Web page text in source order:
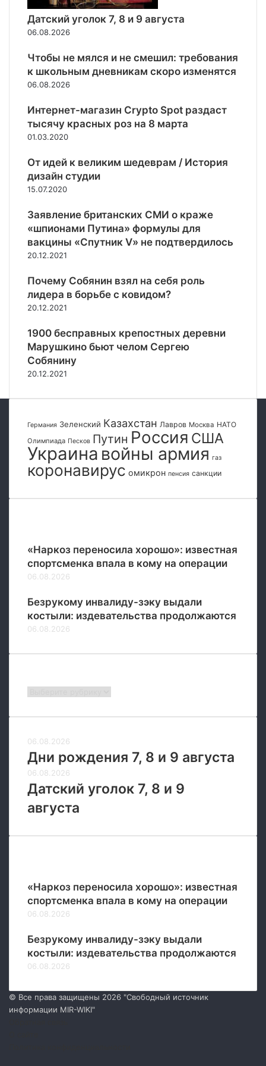
и
о
н
б
с
с
д
б
р
о
о
л
ь
ц
з
К
ы
м
а
Датский уголок 7, 8 и 9 августа
06.08.2026
Чтобы не мялся и не смешил: требования
к школьным дневникам скоро изменятся
06.08.2026
Интернет-магазин Crypto Spot раздаст
тысячу красных роз на 8 марта
01.03.2020
От идей к великим шедеврам / История
дизайн студии
15.07.2020
Заявление британских СМИ о краже
«шпионами Путина» формулы для
вакцины «Спутник V» не подтвердилось
20.12.2021
Почему Собянин взял на себя роль
лидера в борьбе с ковидом?
20.12.2021
1900 бесправных крепостных деревни
Марушкино бьют челом Сергею
Собянину
20.12.2021
Германия Зеленский Казахстан Лавров Москва НАТО
Олимпиада Песков Путин Россия США
Украина войны армия газ
коронавирус омикрон пенсия санкции
«Наркоз переносила хорошо»: известная
спортсменка впала в кому на операции
06.08.2026
Безрукому инвалиду-зэку выдали
костыли: издевательства продолжаются
06.08.2026
06.08.2026
Дни рождения 7, 8 и 9 августа
06.08.2026
Датский уголок 7, 8 и 9
августа
«Наркоз переносила хорошо»: известная
спортсменка впала в кому на операции
06.08.2026
Безрукому инвалиду-зэку выдали
костыли: издевательства продолжаются
06.08.2026
© Все права защищены 2026 "Свободный источник
информации MIR-WIKI"